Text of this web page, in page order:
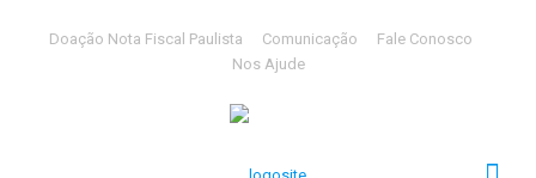
Doação Nota Fiscal Paulista Comunicação
Fale Conosco
Nos Ajude